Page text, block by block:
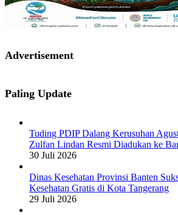
Advertisement
Paling Update
Tuding PDIP Dalang Kerusuhan
Zulfan Lindan Resmi Diadukan ke
30 Juli 2026
Dinas Kesehatan Provinsi Banten
Kesehatan Gratis di Kota Tangerang
29 Juli 2026